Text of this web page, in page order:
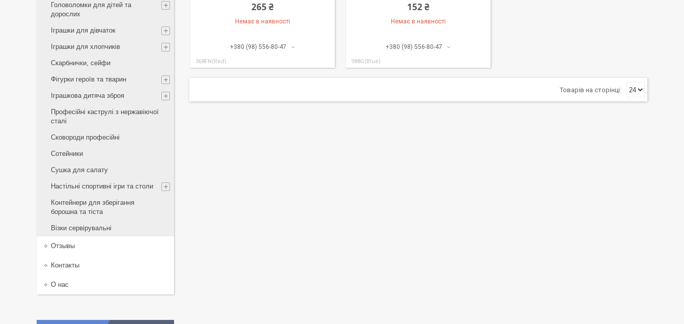
265 ₴
Немає в наявності
+380 (98) 556-80-47
368FN(Red)
152 ₴
Немає в наявності
+380 (98) 556-80-47
988G(Blue)
Головоломки для дітей та
дорослих
Іграшки для дівчаток
Іграшки для хлопчиків
Скарбнички, сейфи
Фігурки героїв та тварин
Іграшкова дитяча зброя
Професійні каструлі з нержавіючої
сталі
Сковороди професійні
Сотейники
Сушка для салату
Настільні спортивні ігри та столи
Контейнери для зберігання
борошна та тіста
Візки сервірувальні
Отзывы
Контакты
О нас